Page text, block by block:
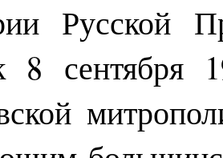
Русской
8 сентября